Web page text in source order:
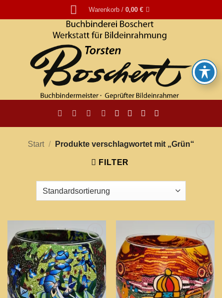
Inhalt
Warenkorb /0,00€
Start / Produkte verschlagwortet mit „Grün“
FILTER
Add to
wishlist
Add to
wishlist